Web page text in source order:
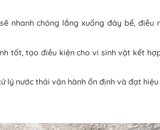
nhanh chóng lắng xuống đáy bể,
tốt, tạo điều kiện cho vi sinh vật kết
lý nước thải vận hành ổn định và đạt